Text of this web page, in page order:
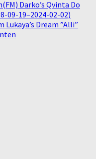
Darko’s Qvinta Do
09-19–2024-02-02)
Dream ”Alli”